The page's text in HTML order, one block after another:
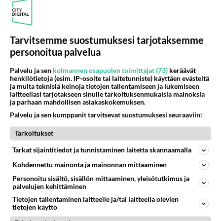
Anonyymi00010
Miksi haluat nolata itsesi teeskentelemällä, että
transfobinen aloittaja olisi tosissaan?
Silloin, kun tuo transsuiluhullu aloitti, ajattelin,
ettei tämä palsta voi enää mennä alemmas. Mutta
nyt, kun tiittivouhkaaja on alkanut kirjoittaa
vastineita näihin neljän vuoden takaisiin
kirjoituksiin asenteella, että aloittaja on oikeasti
tiitti, on saavutettu aivan uusi pohja.
Voi tietysti olla, että ovat sama trolli ja itse
asiassa se on jopa todennäköistäkin. Hieman
haiskahtaa muutamalta tyypiltä, jotka luulivat
aikoinaan olevansa trans...
Äänestä Kommentoi
Tarvitsemme suostumuksesi tarjotaksemme
personoitua palvelua
Palvelu ja sen kolmannen osapuolen toimittajat (73) keräävät
henkilötietoja (esim. IP-osoite tai laitetunniste) käyttäen evästeitä
ja muita teknisiä keinoja tietojen tallentamiseen ja lukemiseen
laitteellasi tarjotakseen sinulle tarkoituksenmukaisia mainoksia
ja parhaan mahdollisen asiakaskokemuksen.
Palvelu ja sen kumppanit tarvitsevat suostumuksesi seuraaviin:
Tarkoitukset
Tarkat sijaintitiedot ja tunnistaminen laitetta skannaamalla
Kohdennettu mainonta ja mainonnan mittaaminen
Personoitu sisältö, sisällön mittaaminen, yleisötutkimus ja
palvelujen kehittäminen
Tietojen tallentaminen laitteelle ja/tai laitteella olevien
tietojen käyttö